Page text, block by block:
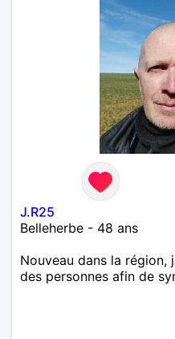
J.R25
Belleherbe - 48 ans
Nouveau dans la région,
des personnes afin de